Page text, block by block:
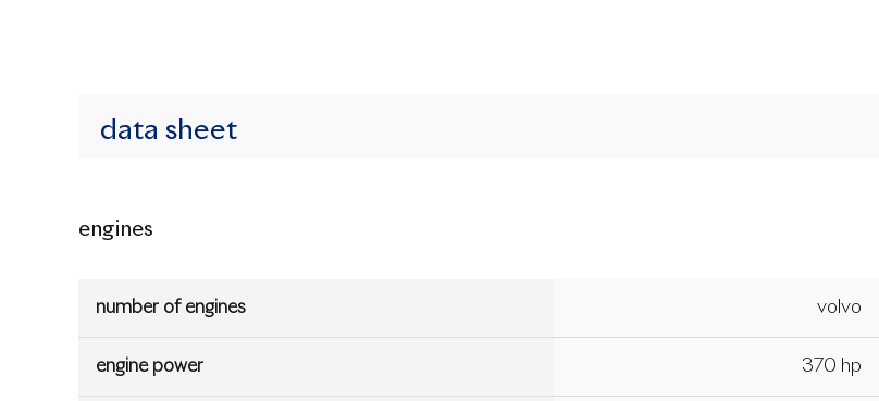
data sheet
engines
number of engines volvo
engine power 370 hp